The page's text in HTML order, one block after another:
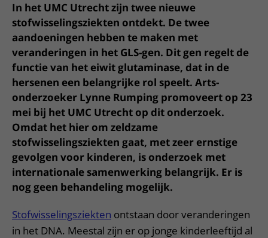
In het UMC Utrecht zijn twee nieuwe
stofwisselingsziekten ontdekt. De twee
aandoeningen hebben te maken met
veranderingen in het GLS-gen. Dit gen regelt de
functie van het eiwit glutaminase, dat in de
hersenen een belangrijke rol speelt. Arts-
onderzoeker Lynne Rumping promoveert op 23
mei bij het UMC Utrecht op dit onderzoek.
Omdat het hier om zeldzame
stofwisselingsziekten gaat, met zeer ernstige
gevolgen voor kinderen, is onderzoek met
internationale samenwerking belangrijk. Er is
nog geen behandeling mogelijk.
Stofwisselingsziekten ontstaan door veranderingen
in het DNA. Meestal zijn er op jonge kinderleeftijd al